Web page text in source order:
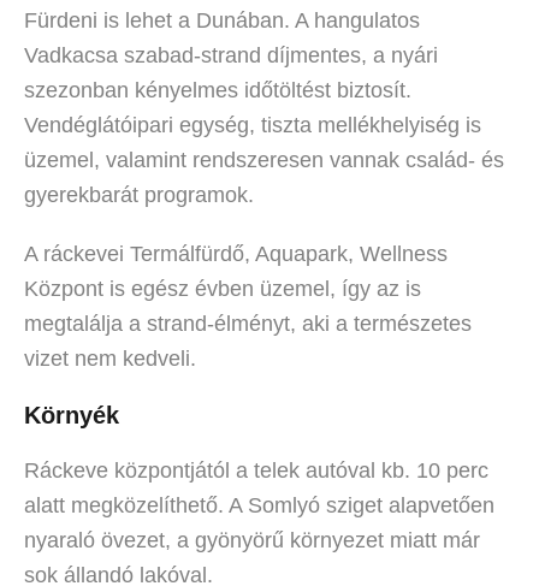
Fürdeni is lehet a Dunában. A hangulatos
Vadkacsa szabad-strand díjmentes, a nyári
szezonban kényelmes időtöltést biztosít.
Vendéglátóipari egység, tiszta mellékhelyiség is
üzemel, valamint rendszeresen vannak család- és
gyerekbarát programok.
A ráckevei Termálfürdő, Aquapark, Wellness
Központ is egész évben üzemel, így az is
megtalálja a strand-élményt, aki a természetes
vizet nem kedveli.
Környék
Ráckeve központjától a telek autóval kb. 10 perc
alatt megközelíthető. A Somlyó sziget alapvetően
nyaraló övezet, a gyönyörű környezet miatt már
sok állandó lakóval.